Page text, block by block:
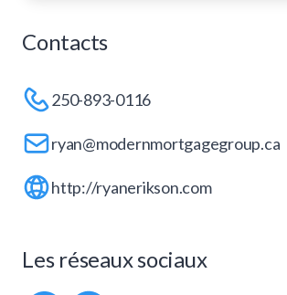
Contacts
250-893-0116
ryan@modernmortgagegroup.ca
http://ryanerikson.com
Les réseaux sociaux